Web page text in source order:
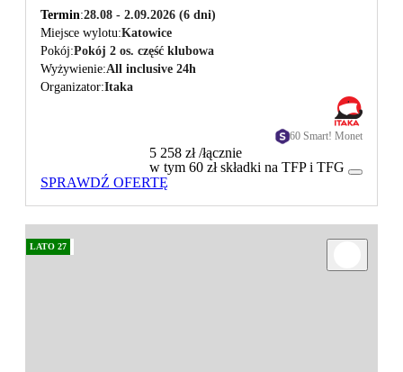
Termin 28.08 - 2.09.2026 (6 dni)
Miejsce wylotu Katowice
Pokój Pokój 2 os. część klubowa
Wyżywienie All inclusive 24h
Organizator Itaka
60 Smart! Monet
5 258 zł/łącznie
w tym 60 zł składki na TFP i TFG
SPRAWDŹ OFERTĘ
LATO 27